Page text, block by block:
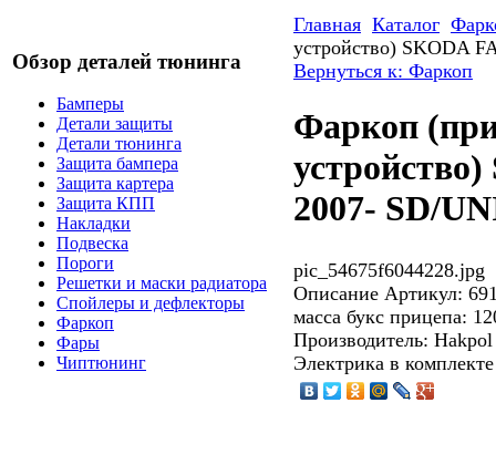
Обзор деталей тюнинга
Бамперы
Детали защиты
Детали тюнинга
Защита бампера
Защита картера
Защита КПП
Накладки
Подвеска
Пороги
Решетки и маски радиатора
Спойлеры и дефлекторы
Фаркоп
Фары
Чиптюнинг
Главная Каталог
устройство) SKODA
Вернуться к: Фаркоп
Фаркоп
2007- SD/
pic_54675f6044228.jpg
Описание Артикул:
масса букс прицепа:
Производитель:
Электрика в комплекте